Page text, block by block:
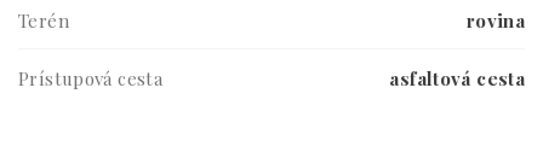
Terén rovina
Prístupová cesta asfaltová cesta